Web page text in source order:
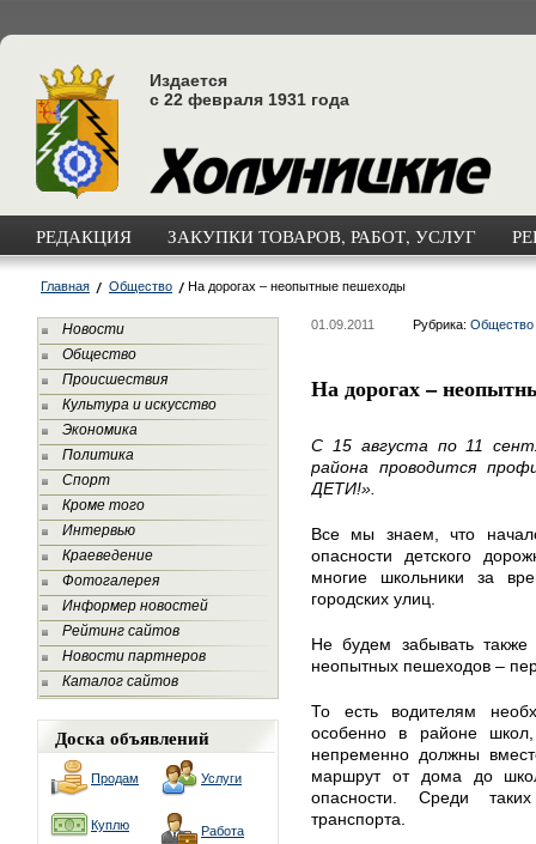
Издается
с 22 февраля 1931 года
РЕДАКЦИЯ ЗАКУПКИ ТОВАРОВ, РАБОТ, УСЛУГ
Главная Общество На дорогах – неопытные пешеходы
Новости
Общество
Происшествия
Культура и искусство
Экономика
Политика
Спорт
Кроме того
Интервью
Краеведение
Фотогалерея
Информер новостей
Рейтинг сайтов
Новости партнеров
Каталог сайтов
Доска объявлений
Продам Услуги
Куплю Работа
01.09.2011 Рубрика: Общество
На дорогах –
С 15 августа по 11
района проводится
ДЕТИ!».
Все мы знаем, что
опасности детского
многие школьники за
городских улиц.
Не будем забывать
неопытных пешеходов –
То есть водителям
особенно в районе
непременно должны
маршрут от дома до
опасности. Среди
транспорта.